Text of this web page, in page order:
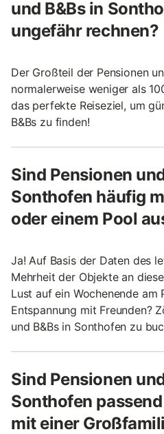
und B&Bs in
ungefähr rechnen?
Der Großteil der Pensionen
normalerweise weniger als
das perfekte Reiseziel, um
B&Bs zu finden!
Sind Pensionen
Sonthofen häufig
oder einem Pool
Ja! Auf Basis der Daten des
Mehrheit der Objekte an
Lust auf ein Wochenende am
Entspannung mit Freunden?
und B&Bs in Sonthofen zu
Sind Pensionen
Sonthofen
mit einer